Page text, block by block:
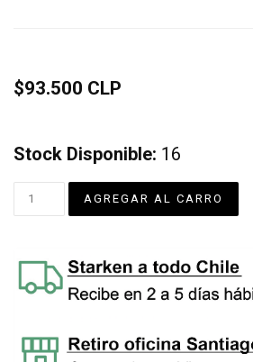
$93.500 CLP
Stock Disponible: 16